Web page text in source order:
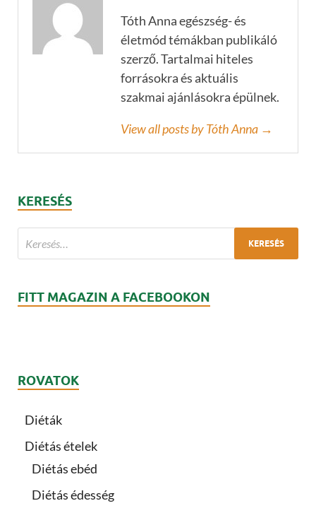
Tóth Anna egészség- és
életmód témákban publikáló
szerző. Tartalmai hiteles
forrásokra és aktuális
szakmai ajánlásokra épülnek.
View all posts by Tóth Anna →
KERESÉS
FITT MAGAZIN A FACEBOOKON
ROVATOK
Diéták
Diétás ételek
Diétás ebéd
Diétás édesség